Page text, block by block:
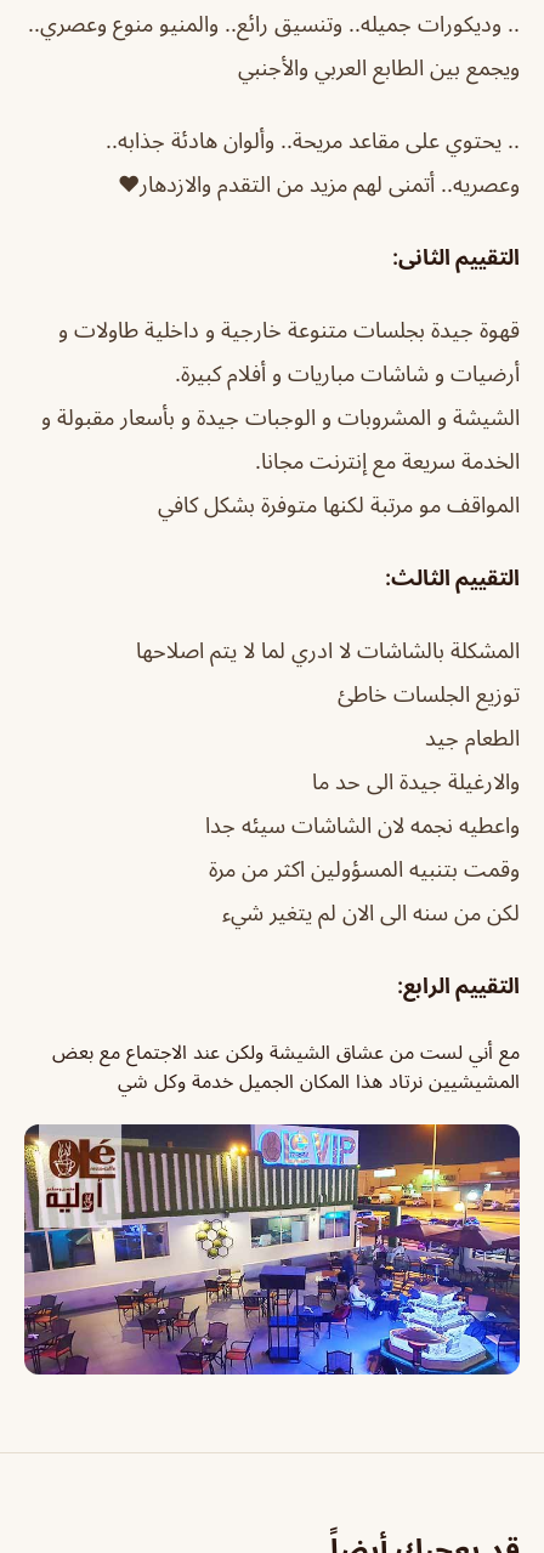
.. وديكورات جميله.. وتنسيق رائع.. والمنيو منوع وعصري..
ويجمع بين الطابع العربي والأجنبي
.. يحتوي على مقاعد مريحة.. وألوان هادئة جذابه..
وعصريه.. أتمنى لهم مزيد من التقدم والازدهار♥️
التقييم الثانى:
قهوة جيدة بجلسات متنوعة خارجية و داخلية طاولات و
أرضيات و شاشات مباريات و أفلام كبيرة.
الشيشة و المشروبات و الوجبات جيدة و بأسعار مقبولة و
الخدمة سريعة مع إنترنت مجانا.
المواقف مو مرتبة لكنها متوفرة بشكل كافي
التقييم الثالث:
المشكلة بالشاشات لا ادري لما لا يتم اصلاحها
توزيع الجلسات خاطئ
الطعام جيد
والارغيلة جيدة الى حد ما
واعطيه نجمه لان الشاشات سيئه جدا
وقمت بتنبيه المسؤولين اكثر من مرة
لكن من سنه الى الان لم يتغير شيء
التقييم الرابع:
مع أني لست من عشاق الشيشة ولكن عند الاجتماع مع بعض
المشيشيين نرتاد هذا المكان الجميل خدمة وكل شي